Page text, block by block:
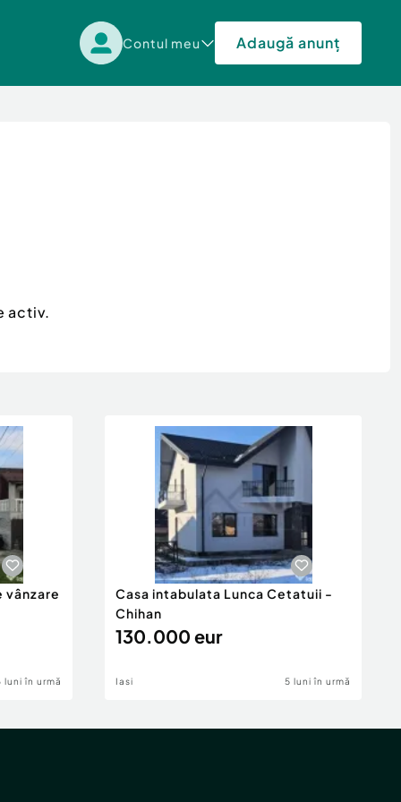
Contul meu Adaugă anunț
activ.
vânzare
luni în urmă
Casa intabulata Lunca Cetatuii -
Chihan
130.000 eur
Iasi 5 luni în urmă